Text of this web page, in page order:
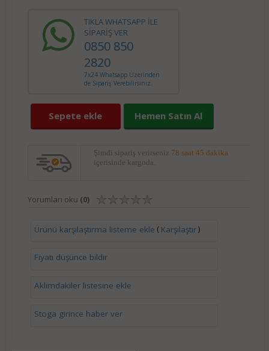
TIKLA WHATSAPP İLE
SİPARİŞ VER
0850 850
2820
7x24 Whatsapp Üzerinden
de Sipariş Verebilirsiniz.
Sepete ekle Hemen Satın Al
Şimdi sipariş verirseniz 78 saat 45 dakika
içerisinde kargoda.
Yorumları oku (0)
Ürünü karşılaştırma listeme ekle ( Karşılaştır)
Fiyatı düşünce bildir
Aklımdakiler listesine ekle
Stoga girince haber ver